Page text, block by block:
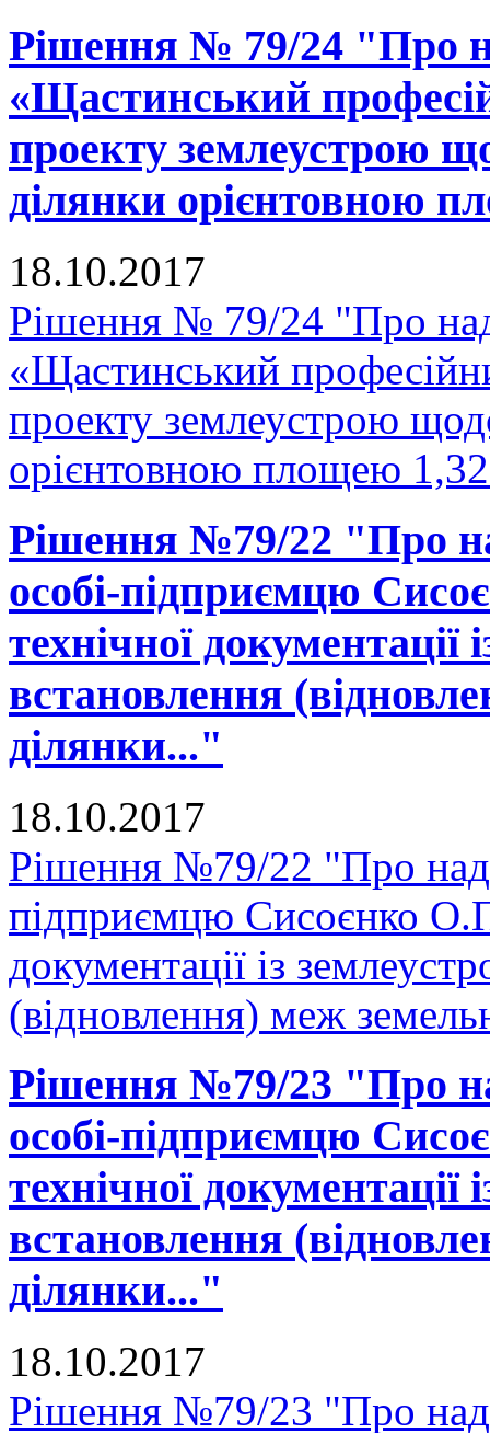
Рішення № 79/24 "Про
«Щастинський
проекту землеустрою
ділянки орієнтовною
18.10.2017
Рішення № 79/24 "Про
«Щастинський
проекту землеустрою
орієнтовною площею
Рішення №79/22 "Про
особі-підприємцю
технічної
встановлення
ділянки..."
18.10.2017
Рішення №79/22 "Про
підприємцю Сисоєнко
документації із
(відновлення) меж
Рішення №79/23 "Про
особі-підприємцю
технічної
встановлення
ділянки..."
18.10.2017
Рішення №79/23 "Про